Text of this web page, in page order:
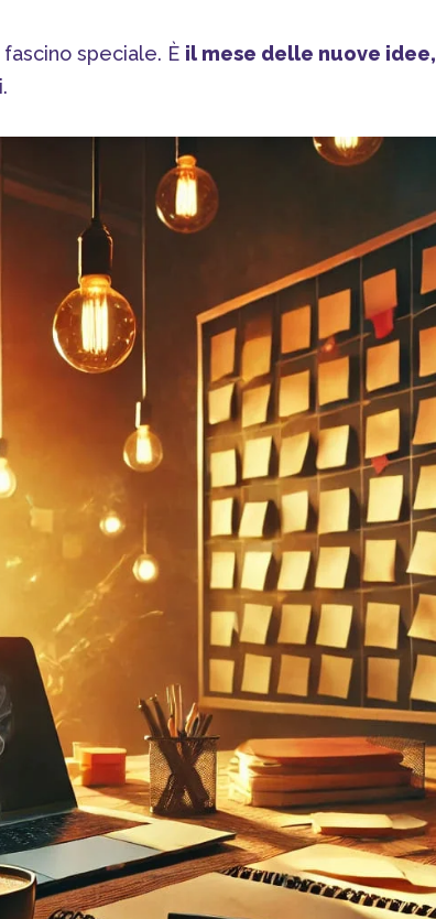
speciale. È il mese delle nuove idee,